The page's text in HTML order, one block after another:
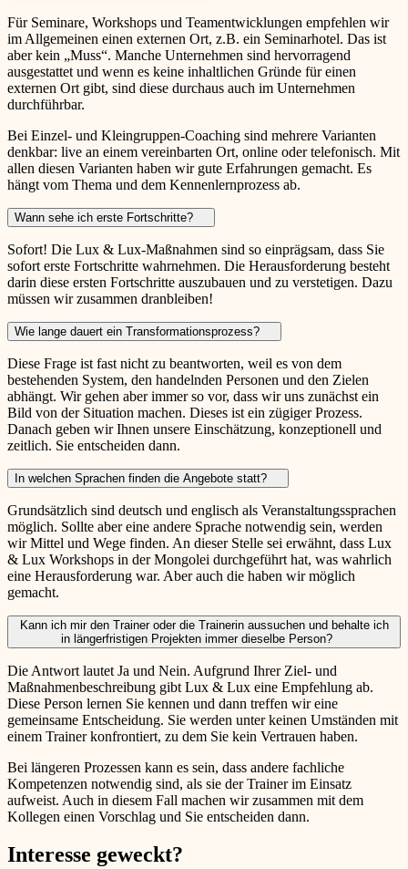
Für Seminare, Workshops und Teamentwicklungen empfehlen wir
im Allgemeinen einen externen Ort, z.B. ein Seminarhotel. Das ist
aber kein „Muss“. Manche Unternehmen sind hervorragend
ausgestattet und wenn es keine inhaltlichen Gründe für einen
externen Ort gibt, sind diese durchaus auch im Unternehmen
durchführbar.
Bei Einzel- und Kleingruppen-Coaching sind mehrere Varianten
denkbar: live an einem vereinbarten Ort, online oder telefonisch. Mit
allen diesen Varianten haben wir gute Erfahrungen gemacht. Es
hängt vom Thema und dem Kennenlernprozess ab.
Wann sehe ich erste Fortschritte?
Sofort! Die Lux & Lux-Maßnahmen sind so einprägsam, dass Sie
sofort erste Fortschritte wahrnehmen. Die Herausforderung besteht
darin diese ersten Fortschritte auszubauen und zu verstetigen. Dazu
müssen wir zusammen dranbleiben!
Wie lange dauert ein Transformationsprozess?
Diese Frage ist fast nicht zu beantworten, weil es von dem
bestehenden System, den handelnden Personen und den Zielen
abhängt. Wir gehen aber immer so vor, dass wir uns zunächst ein
Bild von der Situation machen. Dieses ist ein zügiger Prozess.
Danach geben wir Ihnen unsere Einschätzung, konzeptionell und
zeitlich. Sie entscheiden dann.
In welchen Sprachen finden die Angebote statt?
Grundsätzlich sind deutsch und englisch als Veranstaltungssprachen
möglich. Sollte aber eine andere Sprache notwendig sein, werden
wir Mittel und Wege finden. An dieser Stelle sei erwähnt, dass Lux
& Lux Workshops in der Mongolei durchgeführt hat, was wahrlich
eine Herausforderung war. Aber auch die haben wir möglich
gemacht.
Kann ich mir den Trainer oder die Trainerin aussuchen und behalte ich
in längerfristigen Projekten immer dieselbe Person?
Die Antwort lautet Ja und Nein. Aufgrund Ihrer Ziel- und
Maßnahmenbeschreibung gibt Lux & Lux eine Empfehlung ab.
Diese Person lernen Sie kennen und dann treffen wir eine
gemeinsame Entscheidung. Sie werden unter keinen Umständen mit
einem Trainer konfrontiert, zu dem Sie kein Vertrauen haben.
Bei längeren Prozessen kann es sein, dass andere fachliche
Kompetenzen notwendig sind, als sie der Trainer im Einsatz
aufweist. Auch in diesem Fall machen wir zusammen mit dem
Kollegen einen Vorschlag und Sie entscheiden dann.
Interesse geweckt?